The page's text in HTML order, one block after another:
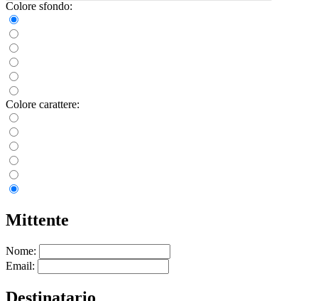
Colore sfondo:
Colore carattere:
Mittente
Nome:
Email:
Destinatario